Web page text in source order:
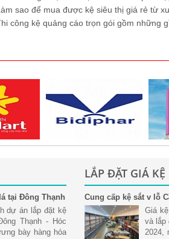
sao để mua được kệ siêu thị giá rẻ từ
công kệ quảng cáo trọn gói gồm những
tại Đông Thạnh
dự án lắp đặt kệ
Thạnh - Hóc
bày hàng hóa
LẮP ĐẶT GIÁ
Cung cấp kệ sắt v lỗ
Giá
và lắp
2024,